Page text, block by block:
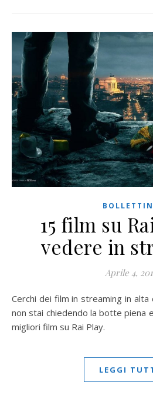
15 film su
vedere in
Aprile 4,
Cerchi dei film in streaming in alta definizione e gratis? No,
non stai chiedendo la botte piena
migliori film su Rai Play.
LEGGI